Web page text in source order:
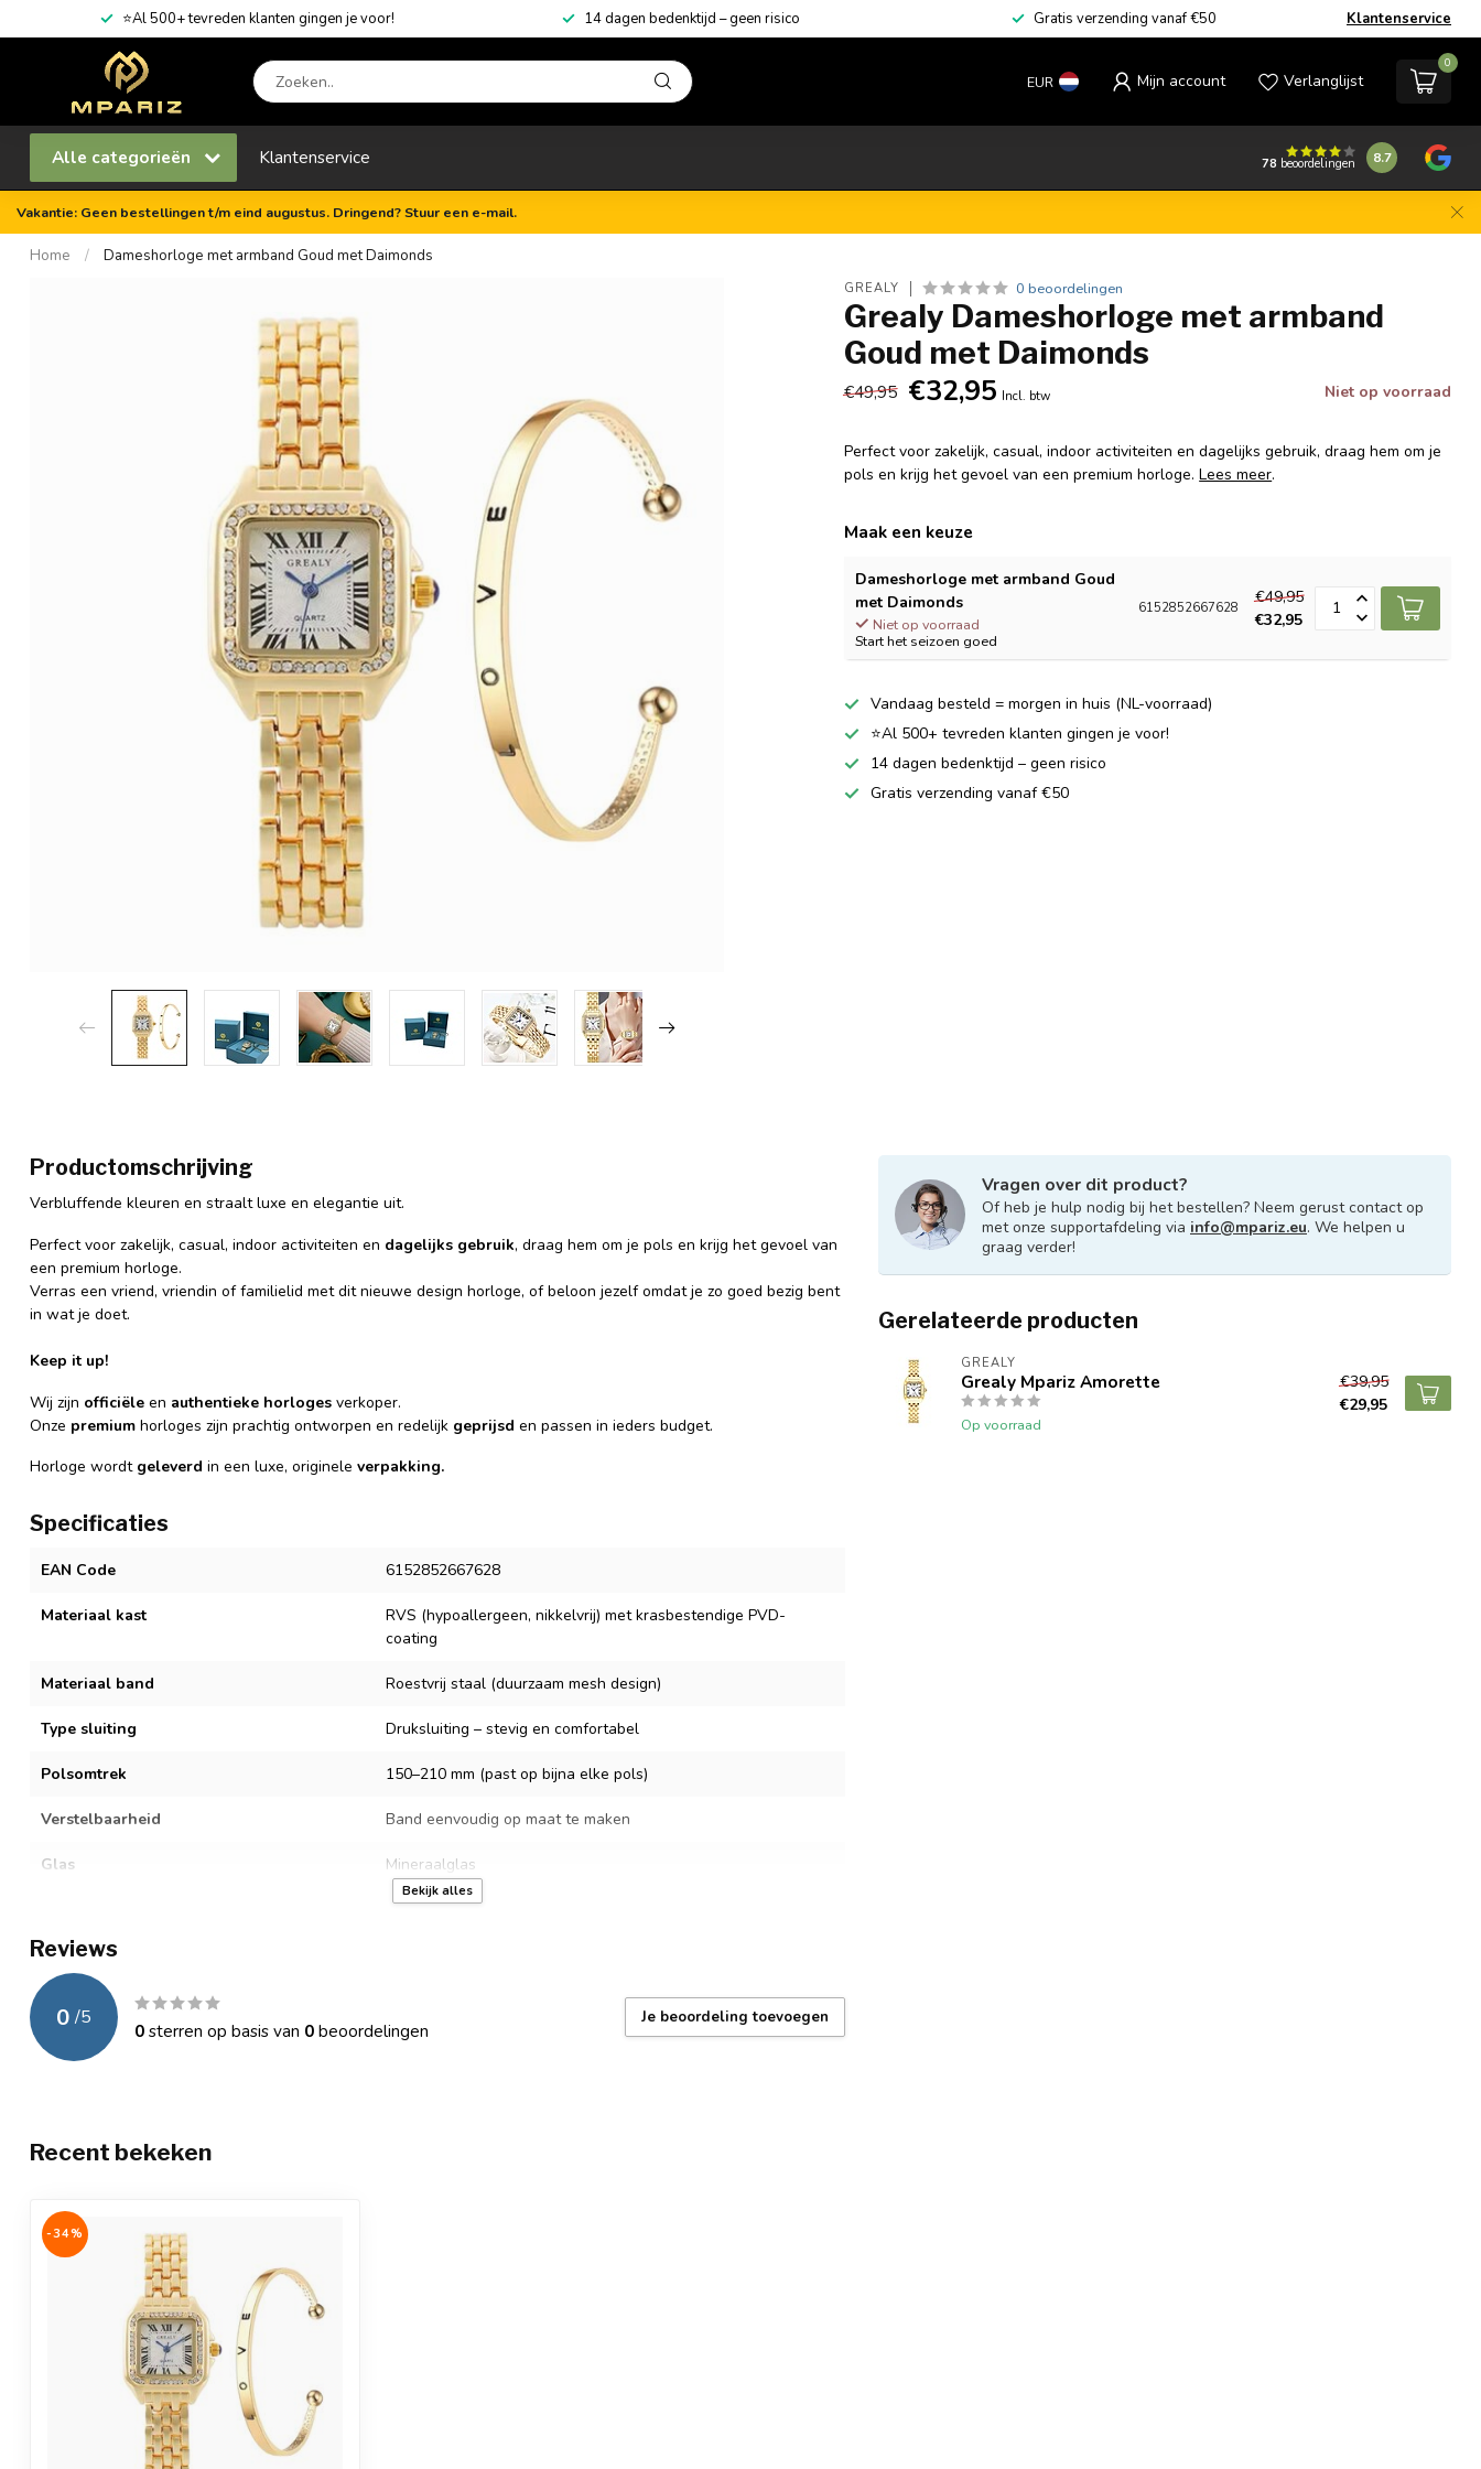
⭐Al 500+ tevreden klanten gingen je voor! 14 dagen bedenktijd – geen risico Gratis verzending vanaf €50 Klantenservice
EUR Mijn account Verlanglijst
0
Alle categorieën Klantenservice 78 beoordelingen 8.7
Vakantie: Geen bestellingen t/m eind augustus. Dringend? Stuur een e-mail.
Home / Dameshorloge met armband Goud met Daimonds
GREALY 0 beoordelingen
Grealy Dameshorloge met armband
Goud met Daimonds
€49,95 €32,95 Incl. btw Niet op voorraad
Perfect voor zakelijk, casual, indoor activiteiten en dagelijks gebruik, draag hem om je
pols en krijg het gevoel van een premium horloge.Lees meer.
Maak een keuze
Dameshorloge met armband Goud
met Daimonds
Niet op voorraad
Start het seizoen goed
6152852667628
€49,95
€32,95
Vandaag besteld = morgen in huis (NL-voorraad)
⭐Al 500+ tevreden klanten gingen je voor!
14 dagen bedenktijd – geen risico
Gratis verzending vanaf €50
Productomschrijving
Verbluffende kleuren en straalt luxe en elegantie uit.
Perfect voor zakelijk, casual, indoor activiteiten en dagelijks gebruik, draag hem om je pols en krijg het gevoel van
een premium horloge.
Verras een vriend, vriendin of familielid met dit nieuwe design horloge, of beloon jezelf omdat je zo goed bezig bent
in wat je doet.
Keep it up!
Wij zijn officiële en authentieke horloges verkoper.
Onze premium horloges zijn prachtig ontworpen en redelijk geprijsd en passen in ieders budget.
Horloge wordt geleverd in een luxe, originele verpakking.
Specificaties
EAN Code 6152852667628
Materiaal kast
RVS (hypoallergeen, nikkelvrij) met krasbestendige PVD-
coating
Materiaal band Roestvrij staal (duurzaam mesh design)
Type sluiting Druksluiting – stevig en comfortabel
Polsomtrek 150–210 mm (past op bijna elke pols)
Verstelbaarheid Band eenvoudig op maat te maken
Glas Mineraalglas
Quartz
Batterijtype
Waterbestendig 3 ATM (spatwaterdicht: regen en handen wassen)
Garantie Officiële Mpariz garantie – 1 jaar
Bekijk alles
Reviews
0 /5
0sterren op basis van 0beoordelingen
Je beoordeling toevoegen
Vragen over dit product?
Of heb je hulp nodig bij het bestellen? Neem gerust contact op
met onze supportafdeling via info@mpariz.eu. We helpen u
graag verder!
Gerelateerde producten
GREALY
Grealy Mpariz Amorette
Op voorraad
€39,95
€29,95
Recent bekeken
-34%